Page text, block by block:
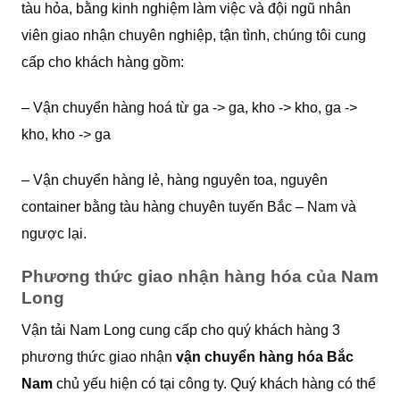
tàu hỏa, bằng kinh nghiệm làm việc và đội ngũ nhân
viên giao nhận chuyên nghiệp, tận tình, chúng tôi cung
cấp cho khách hàng gồm:
– Vận chuyển hàng hoá từ ga -> ga, kho -> kho, ga ->
kho, kho -> ga
– Vận chuyển hàng lẻ, hàng nguyên toa, nguyên
container bằng tàu hàng chuyên tuyến Bắc – Nam và
ngược lại.
Phương thức giao nhận hàng hóa của Nam
Long
Vận tải Nam Long cung cấp cho quý khách hàng 3
phương thức giao nhận vận chuyển hàng hóa Bắc
Nam chủ yếu hiện có tại công ty. Quý khách hàng có thể